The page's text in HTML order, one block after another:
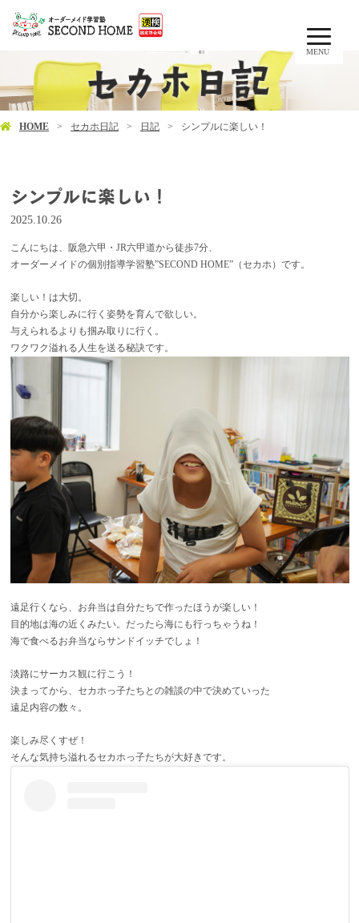
MENU
HOME セカホ日記 日記 シンプルに楽しい！
シンプルに楽しい！
2025.10.26
こんにちは、阪急六甲・JR六甲道から徒歩7分、
オーダーメイドの個別指導学習塾”SECOND HOME”（セカホ）です。
楽しい！は大切。
自分から楽しみに行く姿勢を育んで欲しい。
与えられるよりも掴み取りに行く。
ワクワク溢れる人生を送る秘訣です。
遠足行くなら、お弁当は自分たちで作ったほうが楽しい！
目的地は海の近くみたい。だったら海にも行っちゃうね！
海で食べるお弁当ならサンドイッチでしょ！
淡路にサーカス観に行こう！
決まってから、セカホっ子たちとの雑談の中で決めていった
遠足内容の数々。
楽しみ尽くすぜ！
そんな気持ち溢れるセカホっ子たちが大好きです。